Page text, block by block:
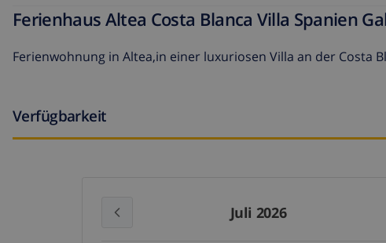
Ferienhaus Altea Costa Blanca Villa Spanien
Ferienwohnung in Altea,in einer luxuriosen Villa an der Costa
Verfügbarkeit
Juli 2026